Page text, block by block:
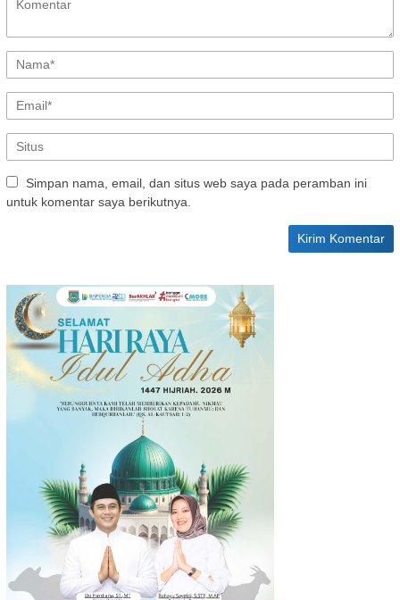
Simpan nama, email, dan situs web saya pada peramban ini
untuk komentar saya berikutnya.